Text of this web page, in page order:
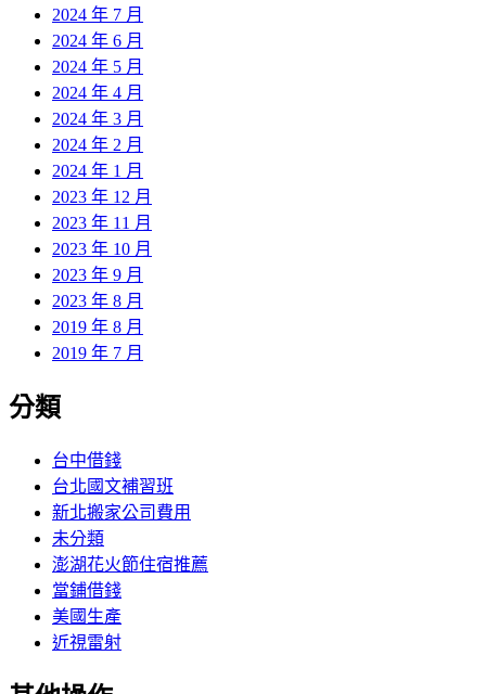
2024 年 7 月
2024 年 6 月
2024 年 5 月
2024 年 4 月
2024 年 3 月
2024 年 2 月
2024 年 1 月
2023 年 12 月
2023 年 11 月
2023 年 10 月
2023 年 9 月
2023 年 8 月
2019 年 8 月
2019 年 7 月
分類
台中借錢
台北國文補習班
新北搬家公司費用
未分類
澎湖花火節住宿推薦
當鋪借錢
美國生產
近視雷射